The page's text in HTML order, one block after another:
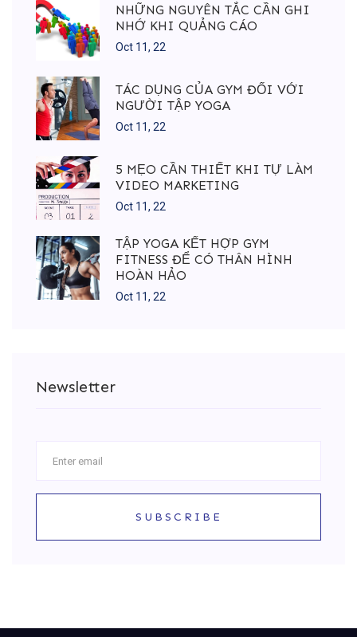
NHỮNG NGUYÊN TẮC CẦN GHI
NHỚ KHI QUẢNG CÁO
Oct 11, 22
TÁC DỤNG CỦA GYM ĐỐI VỚI
NGƯỜI TẬP YOGA
Oct 11, 22
5 MẸO CẦN THIẾT KHI TỰ LÀM
VIDEO MARKETING
Oct 11, 22
TẬP YOGA KẾT HỢP GYM
FITNESS ĐỂ CÓ THÂN HÌNH
HOÀN HẢO
Oct 11, 22
Newsletter
SUBSCRIBE